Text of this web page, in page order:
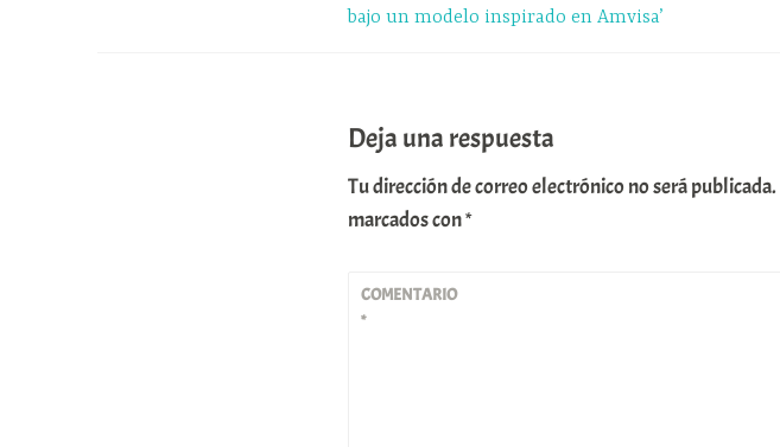
bajo un modelo inspirado en Amvisa’
Deja una respuesta
Tu dirección de correo electrónico no será publicada.
marcados con*
COMENTARIO
*